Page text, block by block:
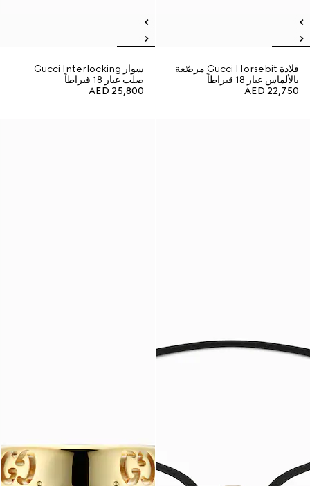
قلادة Gucci Horsebit مرصّعة
بالألماس عيار 18 قيراطاً
AED 22,750
سوار Gucci Interlocking
صلب عيار 18 قيراطاً
AED 25,800